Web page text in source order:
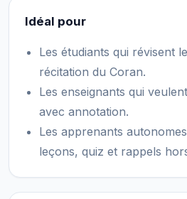
Idéal pour
Les étudiants qui révisent
récitation du Coran.
Les enseignants qui
avec annotation.
Les apprenants
leçons, quiz et rappels